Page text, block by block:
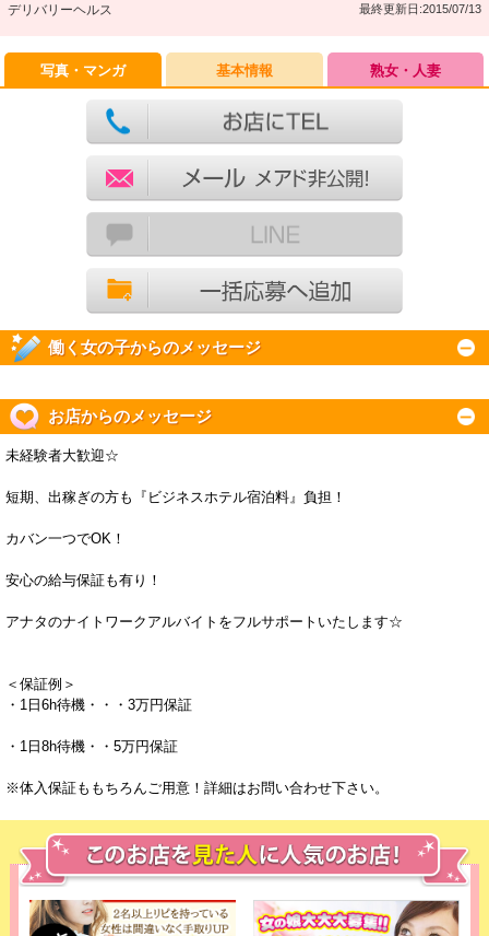
デリバリーヘルス 最終更新日:2015/07/13
写真・マンガ 基本情報 熟女・人妻
働く女の子からのメッセージ
お店からのメッセージ
未経験者大歓迎☆
短期、出稼ぎの方も『ビジネスホテル宿泊料』負担！
カバン一つでOK！
安心の給与保証も有り！
アナタのナイトワークアルバイトをフルサポートいたします☆
＜保証例＞
・1日6h待機・・・3万円保証
・1日8h待機・・5万円保証
※体入保証ももちろんご用意！詳細はお問い合わせ下さい。